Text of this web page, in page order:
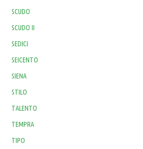
SCUDO
SCUDO II
SEDICI
SEICENTO
SIENA
STILO
TALENTO
TEMPRA
TIPO